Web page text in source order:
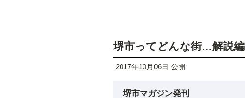
堺市ってどんな街…解説編
2017年10月06日 公開
堺市マガジン発刊